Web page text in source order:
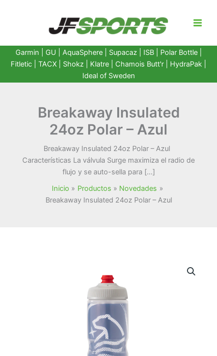
Garmin GU AquaSphere| Supacaz | ISB | Polar Bottle|
Fitletic
TACX Shokz Klatre Chamois Butt'r HydraPak
Ideal of Sweden
Breakaway Insulated
24oz Polar – Azul
Breakaway Insulated 24oz Polar – Azul
Características La válvula Surge maximiza el radio de
flujo y se auto-sella para […]
Inicio
Productos
Novedades
Breakaway Insulated 24oz Polar – Azul